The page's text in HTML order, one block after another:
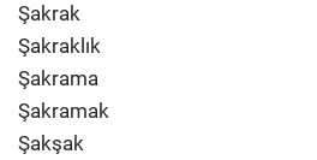
Şakrak
Şakraklık
Şakrama
Şakramak
Şakşak